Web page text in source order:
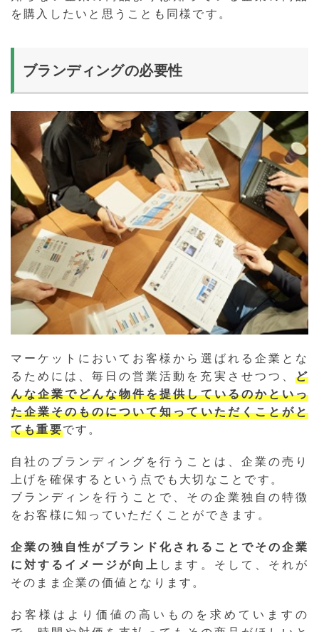
を購入したいと思うことも同様です。
ブランディングの必要性
マーケットにおいてお客様から選ばれる企業とな
るためには、毎日の営業活動を充実させつつ、 ど
んな企業でどんな物件を提供しているのかといっ
た企業そのものについて知っていただくことがと
ても重要です。
自社のブランディングを行うことは、企業の売り
上げを確保するという点でも大切なことです。
ブランディンを行うことで、その企業独自の特徴
をお客様に知っていただくことができます。
企業の独自性がブランド化されることでその企業
に対するイメージが向上 します。そして、それが
そのまま企業の価値となります。
お客様はより価値の高いものを求めていますの